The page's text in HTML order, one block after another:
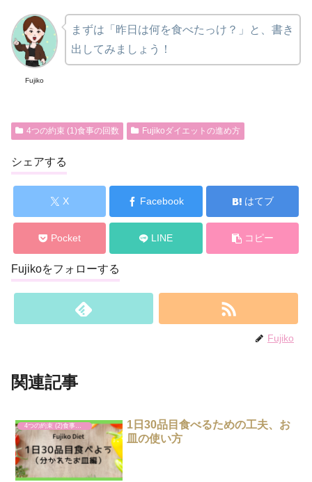
Fujiko
まずは「昨日は何を食べたっけ？」と、書き
出してみましょう！
4つの約束 (1)食事の回数 Fujikoダイエットの進め方
シェアする
X Facebook はてブ
Pocket LINE コピー
Fujikoをフォローする
Fujiko
関連記事
4つの約束 (2)食事のバランス
1日30品目食べるための工夫、お
皿の使い方